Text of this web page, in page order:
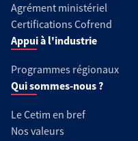
Agrément ministériel
Certifications Cofrend
Appui à l'industrie
Programmes régionaux
Qui sommes-nous ?
Le Cetim en bref
Nos valeurs